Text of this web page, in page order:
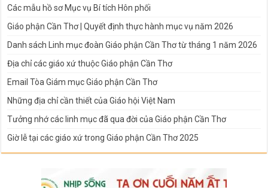
Các mẫu hồ sơ Mục vụ Bí tích Hôn phối
Giáo phận Cần Thơ | Quyết định thực hành mục vụ năm 2026
Danh sách Linh mục đoàn Giáo phận Cần Thơ từ tháng 1 năm 2026
Địa chỉ các giáo xứ thuộc Giáo phận Cần Thơ
Email Tòa Giám mục Giáo phận Cần Thơ
Những địa chỉ cần thiết của Giáo hội Việt Nam
Tưởng nhớ các linh mục đã qua đời của Giáo phận Cần Thơ
Giờ lễ tại các giáo xứ trong Giáo phận Cần Thơ 2025